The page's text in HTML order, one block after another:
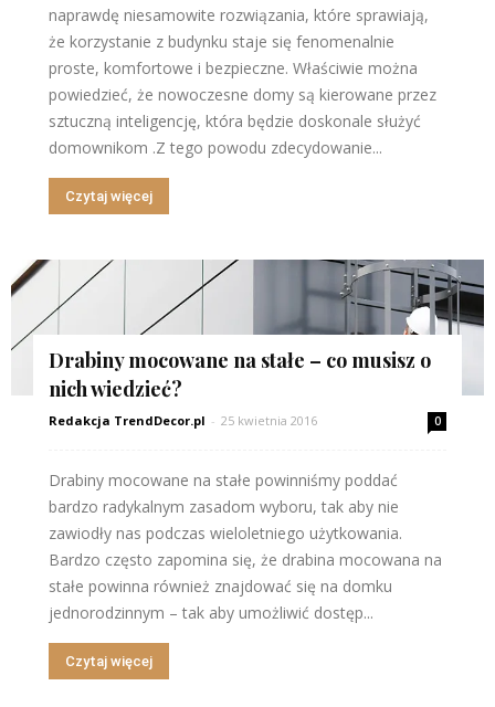
naprawdę niesamowite rozwiązania, które sprawiają,
że korzystanie z budynku staje się fenomenalnie
proste, komfortowe i bezpieczne. Właściwie można
powiedzieć, że nowoczesne domy są kierowane przez
sztuczną inteligencję, która będzie doskonale służyć
domownikom .Z tego powodu zdecydowanie...
Czytaj więcej
Drabiny mocowane na stałe – co musisz o
nich wiedzieć?
Redakcja TrendDecor.pl - 25 kwietnia 2016 0
Drabiny mocowane na stałe powinniśmy poddać
bardzo radykalnym zasadom wyboru, tak aby nie
zawiodły nas podczas wieloletniego użytkowania.
Bardzo często zapomina się, że drabina mocowana na
stałe powinna również znajdować się na domku
jednorodzinnym – tak aby umożliwić dostęp...
Czytaj więcej